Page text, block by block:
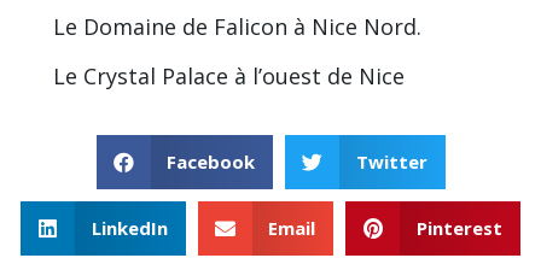
Le Domaine de Falicon à Nice Nord.
Le Crystal Palace à l’ouest de Nice
Facebook Twitter
LinkedIn Email Pinterest